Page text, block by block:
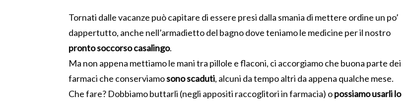
Tornati dalle vacanze può capitare di essere presi dalla smania di mettere ordine un po’
dappertutto, anche nell’armadietto del bagno dove teniamo le medicine per il nostro
pronto soccorso casalingo.
Ma non appena mettiamo le mani tra pillole e flaconi, ci accorgiamo che buona parte dei
farmaci che conserviamosono scaduti, alcuni da tempo altri da appena qualche mese.
Che fare? Dobbiamo buttarli (negli appositi raccoglitori in farmacia) opossiamo usarli lo